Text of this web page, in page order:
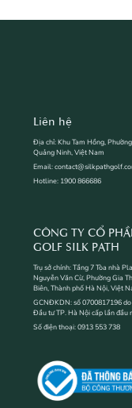
Liên hệ
Địa chỉ: Khu Tam Hồng,
Quảng Ninh, Việt Nam
Email:
Hotline: 1900 866686
CÔNG TY CỔ
GOLF SILK PATH
Trụ sở chính: Tầng 7 Tòa nhà
Nguyễn Văn Cừ, Phường Gia
Biên, Thành phố Hà Nội, Việt
GCNĐKDN: số 0700817196 do
Đầu tư TP. Hà Nội cấp lần đầu
Số điện thoại: 0913 553 738